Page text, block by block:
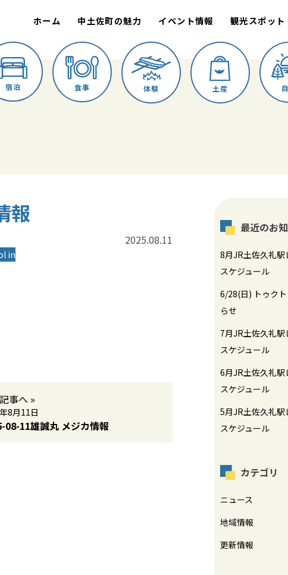
ホーム 中土佐町の魅力 イベント情報 観光スポット
宿泊 食事 体験 土産
報
in
2025.08.11
事へ »
8月11日
08-11雄誠丸 メジカ情報
最近のお
8月JR土佐久礼
スケジュール
6/28(日) トゥク
らせ
7月JR土佐久礼
スケジュール
6月JR土佐久礼
スケジュール
5月JR土佐久礼
スケジュール
カテゴリ
ニュース
地域情報
更新情報